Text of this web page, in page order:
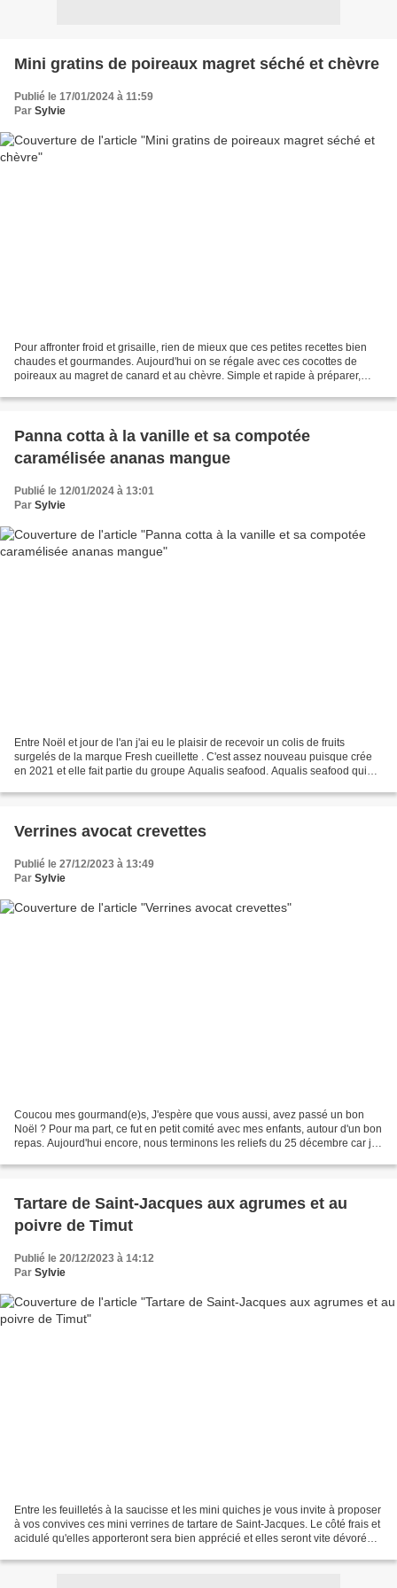
Mini gratins de poireaux magret séché et chèvre
Publié le 17/01/2024 à 11:59
Par Sylvie
Pour affronter froid et grisaille, rien de mieux que ces petites recettes bien
chaudes et gourmandes. Aujourd'hui on se régale avec ces cocottes de
poireaux au magret de canard et au chèvre. Simple et rapide à préparer,
Panna cotta à la vanille et sa compotée
caramélisée ananas mangue
Publié le 12/01/2024 à 13:01
Par Sylvie
Entre Noël et jour de l'an j'ai eu le plaisir de recevoir un colis de fruits
surgelés de la marque Fresh cueillette . C'est assez nouveau puisque crée
en 2021 et elle fait partie du groupe Aqualis seafood. Aqualis seafood qui
Verrines avocat crevettes
Publié le 27/12/2023 à 13:49
Par Sylvie
Coucou mes gourmand(e)s, J'espère que vous aussi, avez passé un bon
Noël ? Pour ma part, ce fut en petit comité avec mes enfants, autour d'un bon
repas. Aujourd'hui encore, nous terminons les reliefs du 25 décembre car je
Tartare de Saint-Jacques aux agrumes et au
poivre de Timut
Publié le 20/12/2023 à 14:12
Par Sylvie
Entre les feuilletés à la saucisse et les mini quiches je vous invite à proposer
à vos convives ces mini verrines de tartare de Saint-Jacques. Le côté frais et
acidulé qu'elles apporteront sera bien apprécié et elles seront vite dévorées.